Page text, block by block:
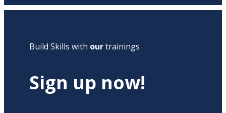
Build Skills with ourtrainings
Sign up now!